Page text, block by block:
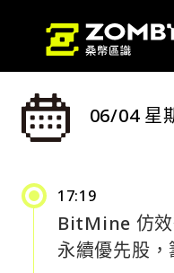
06/04 星
17:19
BitMine 仿效
永續優先股